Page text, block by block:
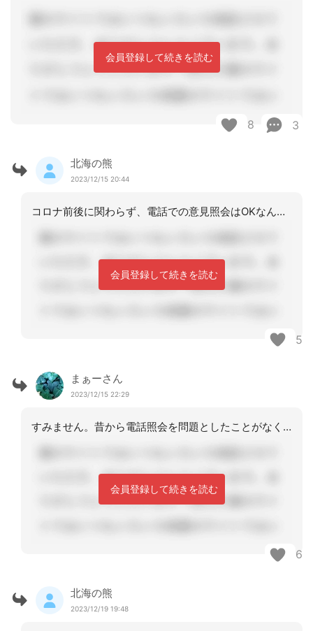
会員登録して続きを読む
8 3
北海の熊
2023/12/15 20:44
コロナ前後に関わらず、電話での意見照会はOKなんですね。ローカルルールなのか何な
会員登録して続きを読む
5
まぁーさん
2023/12/15 22:29
すみません。昔から電話照会を問題としたことがなく根拠と言われても提示できませんで
会員登録して続きを読む
6
北海の熊
2023/12/19 19:48